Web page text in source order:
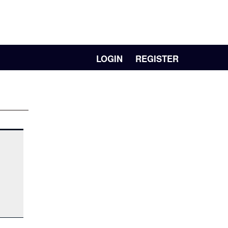
LOGIN REGISTER